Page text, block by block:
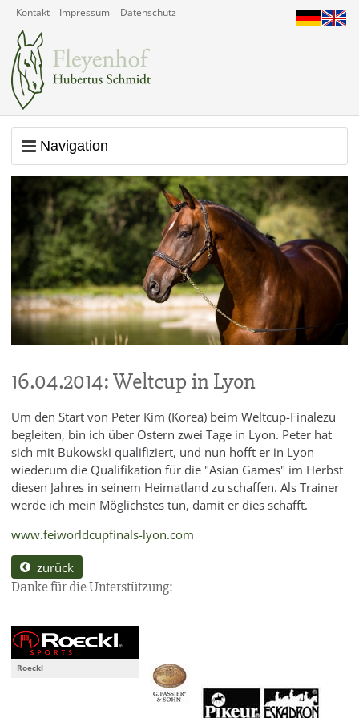
Kontakt Impressum Datenschutz
16.04.2014: Weltcup in Lyon
Um den Start von Peter Kim (Korea) beim Weltcup-Finalezu
begleiten, bin ich über Ostern zwei Tage in Lyon. Peter hat
sich mit Bukowski qualifiziert, und nun hofft er in Lyon
wiederum die Qualifikation für die "Asian Games" im Herbst
diesen Jahres in seinem Heimatland zu schaffen. Als Trainer
werde ich mein Möglichstes tun, damit er dies schafft.
www.feiworldcupfinals-lyon.com
zurück
Danke für die Unterstützung:
Roeckl